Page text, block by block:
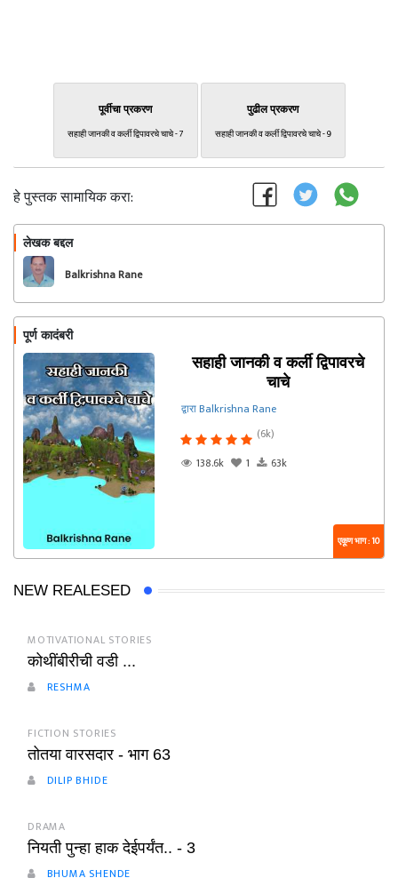
पूर्वीचा प्रकरण
सहाही जानकी व कर्ली द्विपावरचे चाचे - 7
पुढील प्रकरण
सहाही जानकी व कर्ली द्विपावरचे चाचे - 9
हे पुस्तक सामायिक करा:
लेखक बद्दल
Balkrishna Rane
पूर्ण कादंबरी
सहाही जानकी व कर्ली द्विपावरचे
चाचे
द्वारा Balkrishna Rane
(6k)
138.6k
1 63k
एकूण भाग : 10
NEW REALESED
MOTIVATIONAL STORIES
कोथींबीरीची वडी ...
RESHMA
FICTION STORIES
तोतया वारसदार - भाग 63
DILIP BHIDE
DRAMA
नियती पुन्हा हाक देईपर्यंत.. - 3
BHUMA SHENDE